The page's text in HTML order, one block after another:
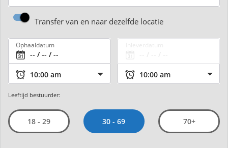
Transfer van en naar dezelfde locatie
Ophaaldatum
Leeftijd bestuurder:
18 - 29 30 - 69 70+